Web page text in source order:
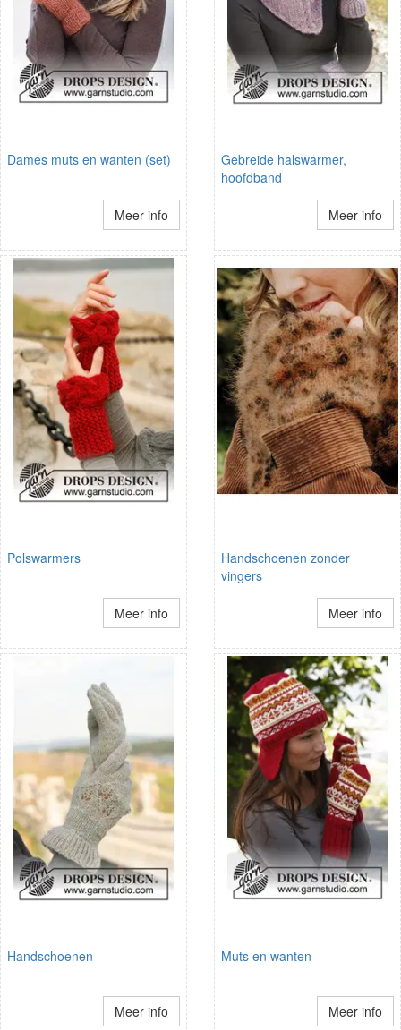
Dames muts en wanten (set)
Meer info
Gebreide halswarmer,
hoofdband
Meer info
Polswarmers
Meer info
Handschoenen zonder
vingers
Meer info
Handschoenen
Meer info
Muts en wanten
Meer info